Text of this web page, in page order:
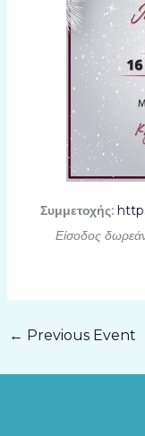
Συμμετοχής:
Είσοδος
← Previous Event